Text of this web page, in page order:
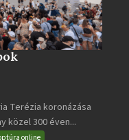
Terézia koronázása
közel 300 éven...
online